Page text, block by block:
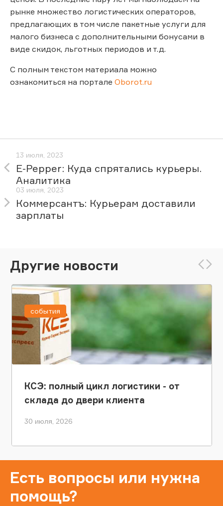
рынке множество логистических операторов,
предлагающих в том числе пакетные услуги для
малого бизнеса с дополнительными бонусами в
виде скидок, льготных периодов и т.д.
С полным текстом материала можно
ознакомиться на портале Oborot.ru
13 июля, 2023
E-Pepper: Куда спрятались курьеры.
Аналитика
03 июля, 2023
Коммерсантъ: Курьерам доставили
зарплаты
Другие новости
КСЭ: полный цикл логистики - от
склада до двери клиента
30 июля, 2026
события
Есть вопросы или нужна
помощь?